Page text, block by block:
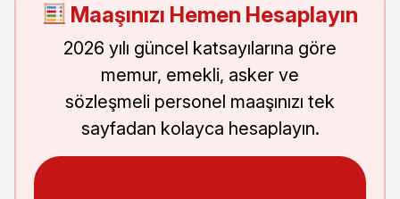
Maaşınızı Hemen Hesaplayın
2026 yılı güncel katsayılarına göre
memur, emekli, asker ve
sözleşmeli personel maaşınızı tek
sayfadan kolayca hesaplayın.